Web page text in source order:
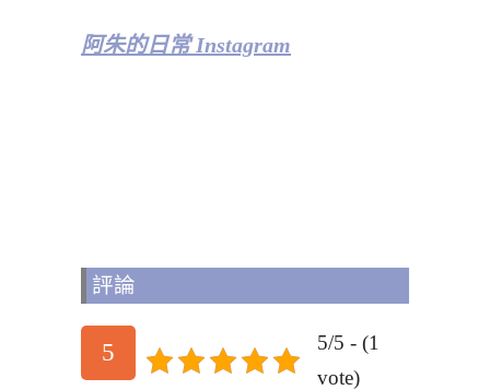
阿朱的日常 Instagram
評論
5
5/5 - (1
vote)